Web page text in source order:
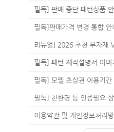
필독] 판매 중단 패턴상품
필독]판매가격 변경 통합
리뉴얼] 2026 추천 부자재
필독] 패턴 제작설명서 이
필독] 모델 초상권 이용기
필독] 친환경 등 인증필요
이용약관 및 개인정보처리